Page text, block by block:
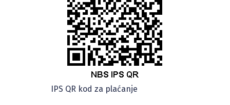
IPS QR kod za plaćanje